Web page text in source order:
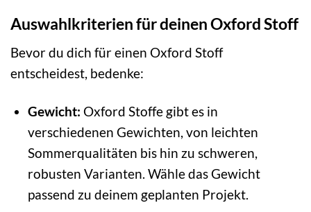
Auswahlkriterien für deinen Oxford Stoff
Bevor du dich für einen Oxford Stoff
entscheidest, bedenke:
Gewicht: Oxford Stoffe gibt es in
verschiedenen Gewichten, von leichten
Sommerqualitäten bis hin zu schweren,
robusten Varianten. Wähle das Gewicht
passend zu deinem geplanten Projekt.